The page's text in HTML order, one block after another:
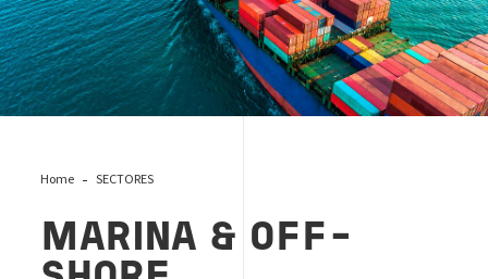
Home SECTORES
MARINA & OFF-